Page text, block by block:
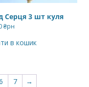
Серця 3 шт куля
₴рн
в кошик
7 →